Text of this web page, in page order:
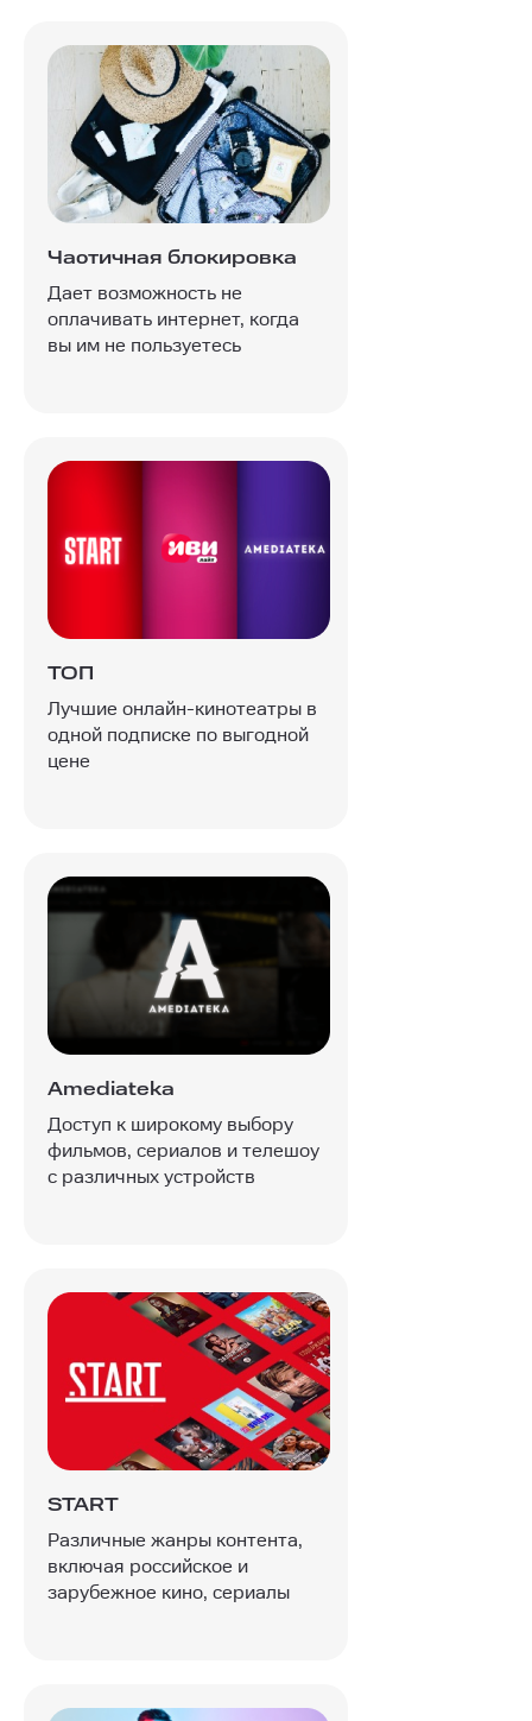
Частичная блокировка
Дает возможность не
оплачивать интернет, когда
вы им не пользуетесь
ТОП
Лучшие онлайн-кинотеатры в
одной подписке по выгодной
цене
Amediateka
Доступ к широкому выбору
фильмов, сериалов и телешоу
с различных устройств
START
Различные жанры контента,
включая российское и
зарубежное кино, сериалы